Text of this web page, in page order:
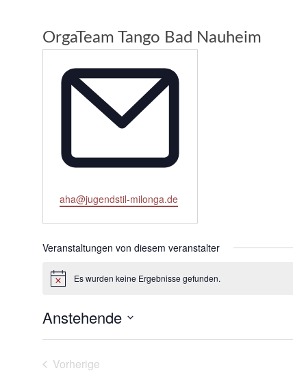
OrgaTeam Tango Bad Nauheim
Email
aha@jugendstil-milonga.de
Veranstaltungen von diesem veranstalter
HinweisEs wurden keine Ergebnisse gefunden.
Anstehende
Vorherige